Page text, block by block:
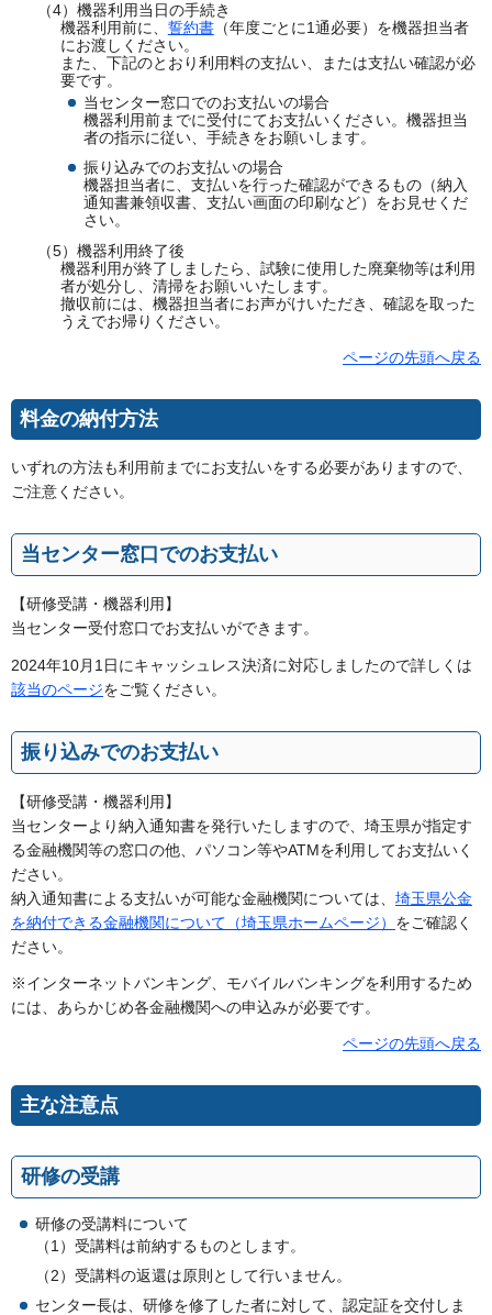
（4）機器利用当日の手続き
機器利用前に、 誓約書（年度ごとに1通必要）を機器担当者
にお渡しください。
また、下記のとおり利用料の支払い、または支払い確認が必
要です。
当センター窓口でのお支払いの場合
機器利用前までに受付にてお支払いください。機器担当
者の指示に従い、手続きをお願いします。
振り込みでのお支払いの場合
機器担当者に、支払いを行った確認ができるもの（納入
通知書兼領収書、支払い画面の印刷など）をお見せくだ
さい。
（5）機器利用終了後
機器利用が終了しましたら、試験に使用した廃棄物等は利用
者が処分し、清掃をお願いいたします。
撤収前には、機器担当者にお声がけいただき、確認を取った
うえでお帰りください。
ページの先頭へ戻る
料金の納付方法
いずれの方法も利用前までにお支払いをする必要がありますので、
ご注意ください。
当センター窓口でのお支払い
【研修受講・機器利用】
当センター受付窓口でお支払いができます。
2024年10月1日にキャッシュレス決済に対応しましたので詳しくは
該当のページをご覧ください。
振り込みでのお支払い
【研修受講・機器利用】
当センターより納入通知書を発行いたしますので、埼玉県が指定す
る金融機関等の窓口の他、パソコン等やATMを利用してお支払いく
ださい。
納入通知書による支払いが可能な金融機関については、 埼玉県公金
を納付できる金融機関について（埼玉県ホームページ） をご確認く
ださい。
※インターネットバンキング、モバイルバンキングを利用するため
には、あらかじめ各金融機関への申込みが必要です。
ページの先頭へ戻る
主な注意点
研修の受講
研修の受講料について
（1）受講料は前納するものとします。
（2）受講料の返還は原則として行いません。
センター長は、研修を修了した者に対して、認定証を交付しま